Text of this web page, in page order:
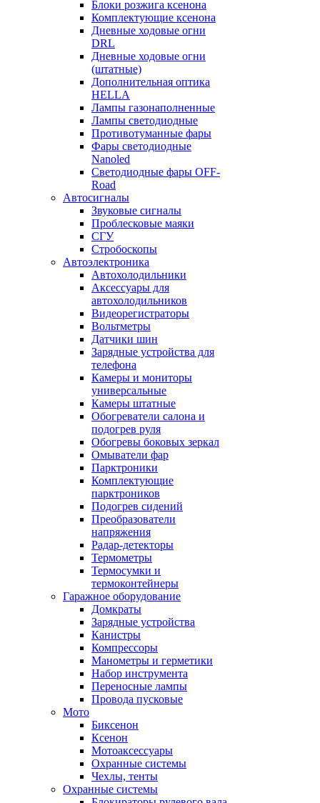
Блоки розжига ксенона
Комплектующие ксенона
Дневные ходовые огни
DRL
Дневные ходовые огни
(штатные)
Дополнительная оптика
HELLA
Лампы газонаполненные
Лампы светодиодные
Противотуманные фары
Фары светодиодные
Nanoled
Светодиодные фары OFF-
Road
Автосигналы
Звуковые сигналы
Проблесковые маяки
СГУ
Стробоскопы
Автоэлектроника
Автохолодильники
Аксессуары для
автохолодильников
Видеорегистраторы
Вольтметры
Датчики шин
Зарядные устройства для
телефона
Камеры и мониторы
универсальные
Камеры штатные
Обогреватели салона и
подогрев руля
Обогревы боковых зеркал
Омыватели фар
Парктроники
Комплектующие
парктроников
Подогрев сидений
Преобразователи
напряжения
Радар-детекторы
Термометры
Термосумки и
термоконтейнеры
Гаражное оборудование
Домкраты
Зарядные устройства
Канистры
Компрессоры
Манометры и герметики
Набор инструмента
Переносные лампы
Провода пусковые
Мото
Биксенон
Ксенон
Мотоаксессуары
Охранные системы
Чехлы, тенты
Охранные системы